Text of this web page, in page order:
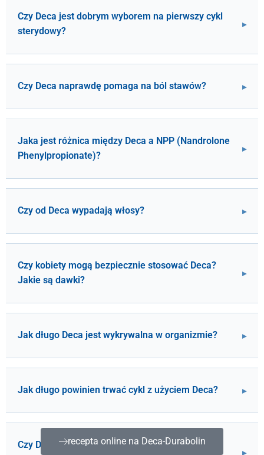
Czy Deca jest dobrym wyborem na pierwszy cykl
sterydowy?
Czy Deca naprawdę pomaga na ból stawów?
Jaka jest różnica między Deca a NPP (Nandrolone
Phenylpropionate)?
Czy od Deca wypadają włosy?
Czy kobiety mogą bezpiecznie stosować Deca?
Jakie są dawki?
Jak długo Deca jest wykrywalna w organizmie?
Jak długo powinien trwać cykl z użyciem Deca?
Czy Deca powoduje ginekomastię? Jak jej
recepta online na Deca-Durabolin